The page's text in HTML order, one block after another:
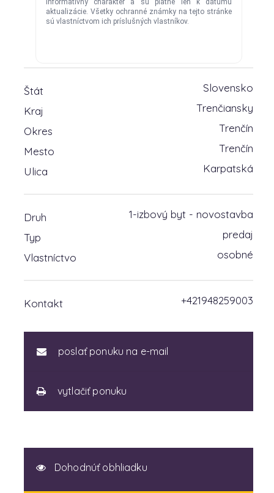
Štát
Slovensko
Kraj
Trenčiansky
Okres
Trenčín
Mesto
Trenčín
Ulica
Karpatská
Druh
1-izbový byt - novostavba
Typ
predaj
Vlastníctvo
osobné
Kontakt +421948259003
poslať ponuku na e-mail
vytlačiť ponuku
Dohodnúť obhliadku